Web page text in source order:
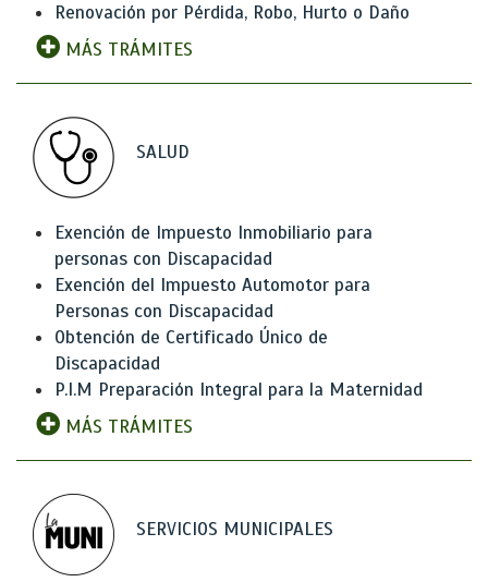
Renovación por Pérdida, Robo, Hurto o Daño
MÁS TRÁMITES
SALUD
Exención de Impuesto Inmobiliario para
personas con Discapacidad
Exención del Impuesto Automotor para
Personas con Discapacidad
Obtención de Certificado Único de
Discapacidad
P.I.M Preparación Integral para la Maternidad
MÁS TRÁMITES
SERVICIOS MUNICIPALES